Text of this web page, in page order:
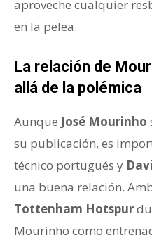
aproveche cualquier
en la pelea.
La relación de
allá de la polémica
Aunque José Mourinho
su publicación, es
técnico portugués y
una buena relación.
Tottenham Hotspur
Mourinho como